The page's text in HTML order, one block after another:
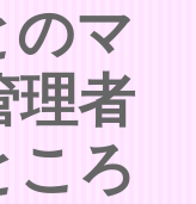
のマ
理者
ころ